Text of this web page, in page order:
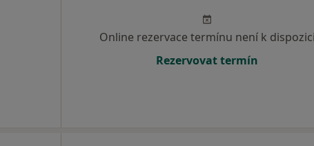
Online rezervace termínu není k dispozici
Rezervovat termín